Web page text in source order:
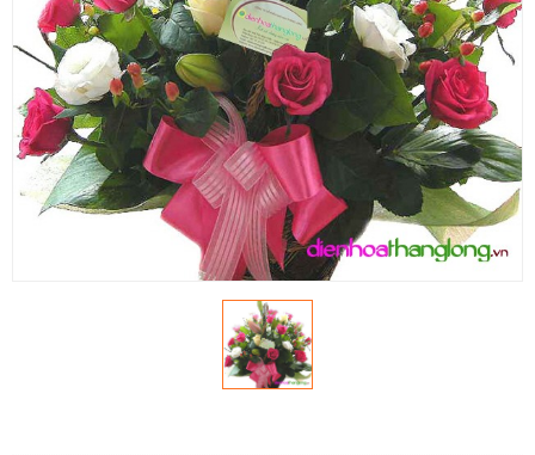
HƯỚNG DẪN MUA HÀNG
DỊCH VỤ GỬI ĐIỆN HOA VỀ
VIỆT NAM
PHƯƠNG THỨC THANH
DỊCH VỤ ĐIỆN HOA TRỰC